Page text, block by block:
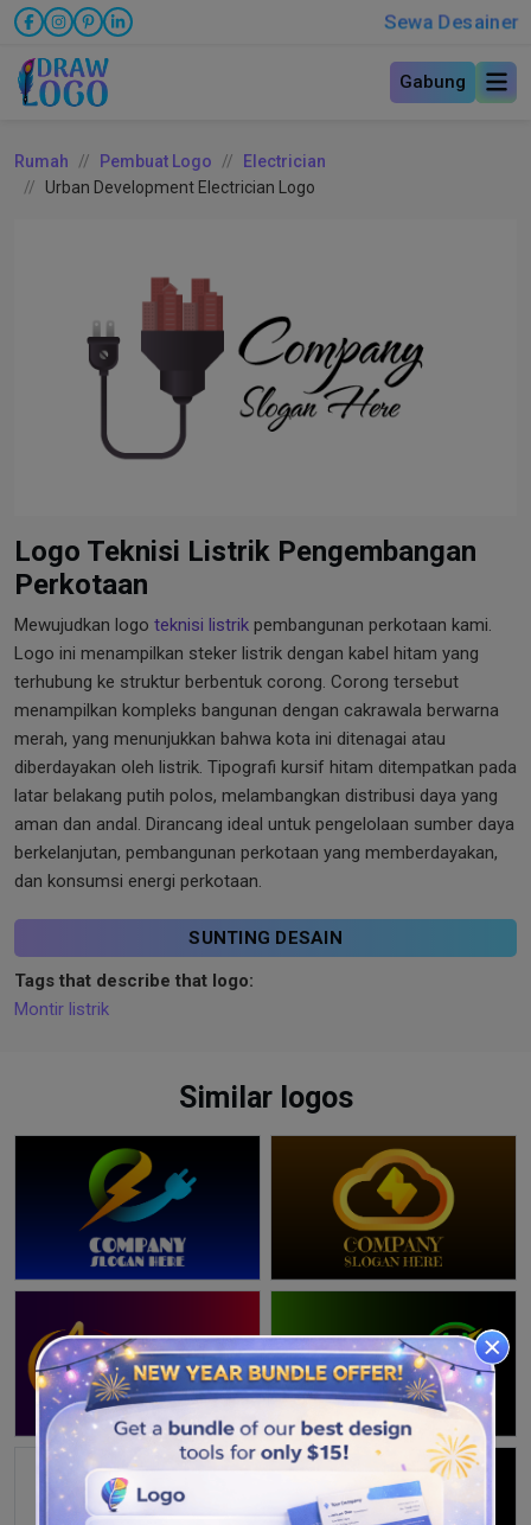
Sewa Desainer
Gabung
Rumah Pembuat Logo
Electrician
Urban Development Electrician Logo
Logo Teknisi Listrik Pengembangan
Perkotaan
Mewujudkan logo teknisi listrik pembangunan perkotaan kami.
Logo ini menampilkan steker listrik dengan kabel hitam yang
terhubung ke struktur berbentuk corong. Corong tersebut
menampilkan kompleks bangunan dengan cakrawala berwarna
merah, yang menunjukkan bahwa kota ini ditenagai atau
diberdayakan oleh listrik. Tipografi kursif hitam ditempatkan pada
latar belakang putih polos, melambangkan distribusi daya yang
aman dan andal. Dirancang ideal untuk pengelolaan sumber daya
berkelanjutan, pembangunan perkotaan yang memberdayakan,
dan konsumsi energi perkotaan.
SUNTING DESAIN
Tags that describe that logo:
Montir listrik
Similar logos